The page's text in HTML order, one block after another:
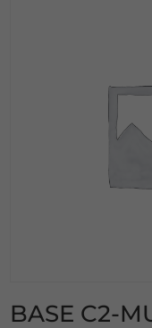
BASE C2-